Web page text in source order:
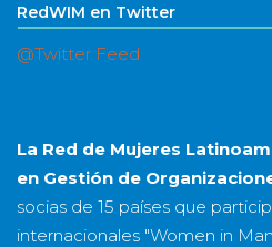
RedWIM en Twitter
@Twitter Feed
La Red de Mujeres
en Gestión de
socias de 15 países que
internacionales "Women in